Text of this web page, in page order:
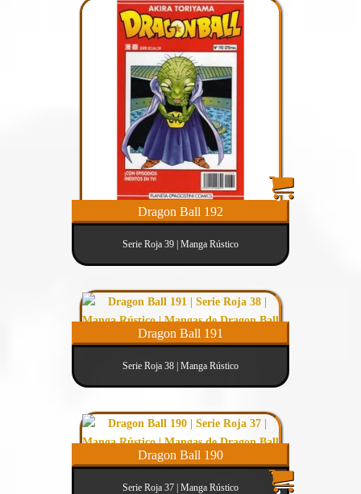
Dragon Ball 192
Serie Roja 39 | Manga Rústico
Dragon Ball 191
Serie Roja 38 | Manga Rústico
Dragon Ball 190
Serie Roja 37 | Manga Rústico